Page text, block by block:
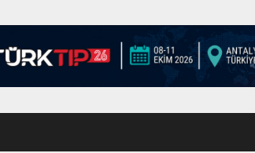
TÜRKTIP
8 Nisan 2026
EMDATE 6 –